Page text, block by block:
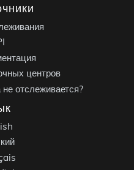
центров
отслеживается?